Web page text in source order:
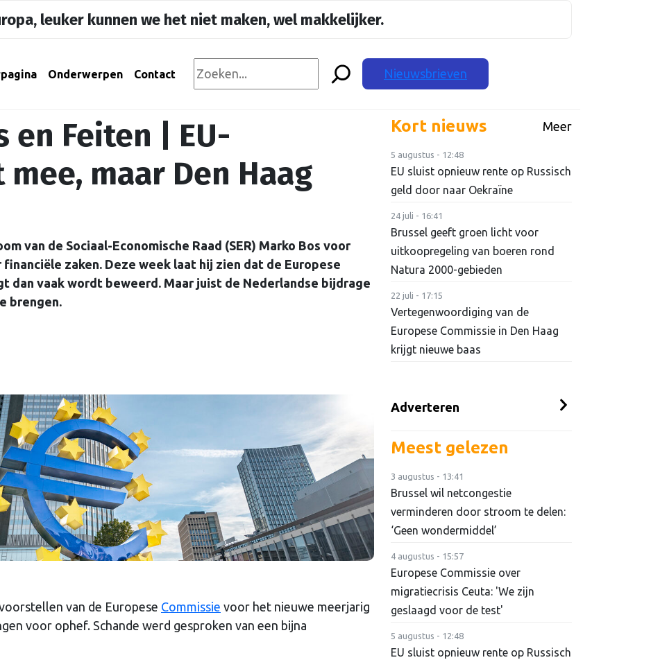
leuker kunnen we het niet maken, wel makkelijker.
Onderwerpen Contact Nieuwsbrieven
en Feiten | EU-
maar Den Haag
van de Sociaal-Economische Raad (SER) Marko Bos voor
zaken. Deze week laat hij zien dat de Europese
dan vaak wordt beweerd. Maar juist de Nederlandse bijdrage
brengen.
van de Europese Commissie voor het nieuwe meerjarig
voor ophef. Schande werd gesproken van een bijna
Kort nieuws Meer
5 augustus - 12:48
EU sluist opnieuw rente op Russisch
geld door naar Oekraïne
24 juli - 16:41
Brussel geeft groen licht voor
uitkoopregeling van boeren rond
Natura 2000-gebieden
22 juli - 17:15
Vertegenwoordiging van de
Europese Commissie in Den Haag
krijgt nieuwe baas
Adverteren
Meest gelezen
3 augustus - 13:41
Brussel wil netcongestie
verminderen door stroom te delen:
‘Geen wondermiddel’
4 augustus - 15:57
Europese Commissie over
migratiecrisis Ceuta: 'We zijn
geslaagd voor de test'
5 augustus - 12:48
EU sluist opnieuw rente op Russisch